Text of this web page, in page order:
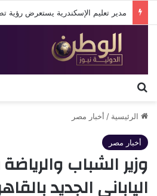
الرئيسية / أخبار مصر
أخبار مصر
وزير الشباب
الياباني الجديد